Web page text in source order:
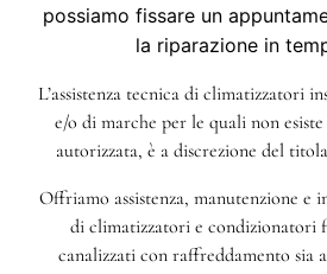
possiamo fissare un
la riparazione in
L’assistenza tecnica di climatizzatori
e/o di marche per le quali non esiste
autorizzata, è a discrezione del
Offriamo assistenza, manutenzione e
di climatizzatori e condizionatori
canalizzati con raffreddamento sia